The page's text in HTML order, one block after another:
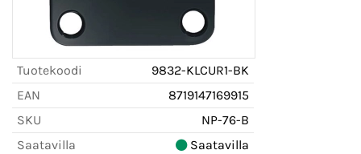
Tuotekoodi
9832-KLCUR1-BK
EAN
8719147169915
SKU
NP-76-B
Saatavilla
Saatavilla